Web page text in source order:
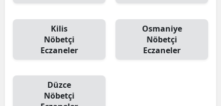
Kilis
Nöbetçi
Eczaneler
Osmaniye
Nöbetçi
Eczaneler
Düzce
Nöbetçi